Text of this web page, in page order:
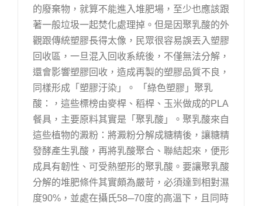
的廢棄物，就算不能進入堆肥場，至少也應該跟
著一般垃圾一起焚化處理掉。但是因聚乳酸的外
觀跟傳統塑膠長得太像，民眾很容易誤丟入塑膠
回收區，一旦混入回收系統後，不僅無法分解，
還會影響塑膠回收，造成再製的塑膠品質不良，
同樣形成「塑膠汙染」。 「綠色塑膠」聚乳
酸：，這些標榜由麥桿、稻桿、玉米做成的PLA
餐具，主要原料其實是「聚乳酸」。聚乳酸來自
這些植物的澱粉：將澱粉分解成糖精後，讓糖精
發酵產生乳酸，再將乳酸聚合、聯結起來，便形
成具有韌性、可受熱塑形的聚乳酸。要讓聚乳酸
分解的堆肥條件其實頗為嚴苛，必須達到相對濕
度90%，並處在攝氏58─70度的高溫下，且同時